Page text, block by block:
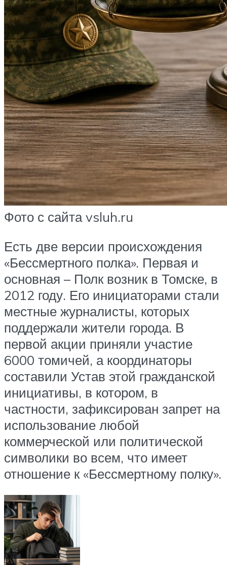
Фото с сайта vsluh.ru
Есть две версии происхождения
«Бессмертного полка». Первая и
основная – Полк возник в Томске, в
2012 году. Его инициаторами стали
местные журналисты, которых
поддержали жители города. В
первой акции приняли участие
6000 томичей, а координаторы
составили Устав этой гражданской
инициативы, в котором, в
частности, зафиксирован запрет на
использование любой
коммерческой или политической
символики во всем, что имеет
отношение к «Бессмертному полку».